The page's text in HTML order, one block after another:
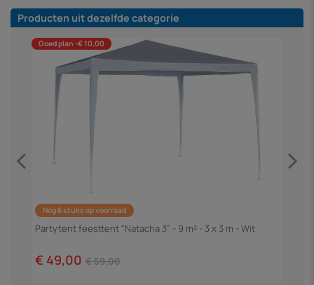
Producten uit dezelfde categorie
Goed plan -€ 10,00
Nog 6 stuks op voorraad
Partytent feesttent "Natacha 3" - 9 m² - 3 x 3 m - Wit
€ 49,00 € 59,00